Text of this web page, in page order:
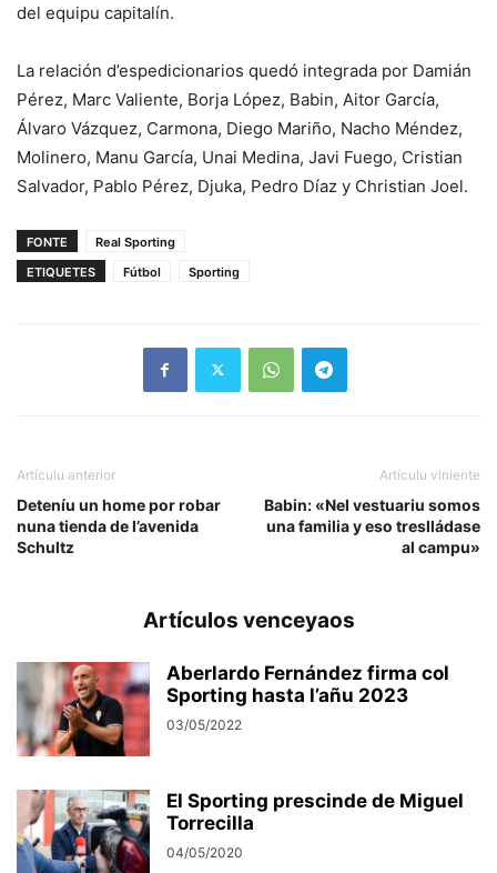
del equipu capitalín.
La relación d’espedicionarios quedó integrada por Damián
Pérez, Marc Valiente, Borja López, Babin, Aitor García,
Álvaro Vázquez, Carmona, Diego Mariño, Nacho Méndez,
Molinero, Manu García, Unai Medina, Javi Fuego, Cristian
Salvador, Pablo Pérez, Djuka, Pedro Díaz y Christian Joel.
FONTE
Real Sporting
ETIQUETES
Fútbol Sporting
Artículu anterior
Deteníu un home por robar
nuna tienda de l’avenida
Schultz
Artículu viniente
Babin: «Nel vestuariu somos
una familia y eso treslládase
al campu»
Artículos venceyaos
Aberlardo Fernández firma col
Sporting hasta l’añu 2023
03/05/2022
El Sporting prescinde de Miguel
Torrecilla
04/05/2020